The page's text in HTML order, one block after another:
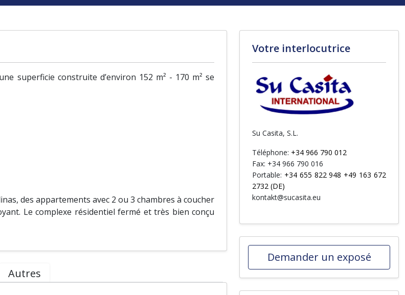
superficie construite d’environ 152 m² - 170 m² se
des appartements avec 2 ou 3 chambres à coucher
Le complexe résidentiel fermé et très bien conçu
Autres
Votre interlocutrice
Su Casita, S.L.
Téléphone: +34 966 790 012
Fax: +34 966 790 016
Portable: +34 655 822 948 +49 163 672
2732 (DE)
kontakt@sucasita.eu
Demander un exposé